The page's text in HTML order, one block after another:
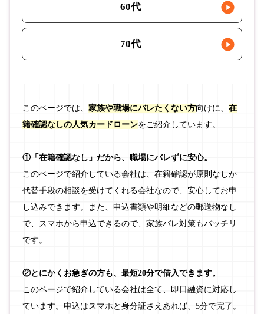
60代
70代
このページでは、 家族や職場にバレたくない方向けに、 在
籍確認なしの人気カードローンをご紹介しています。
①「在籍確認なし」だから、職場にバレずに安心。
このページで紹介している会社は、在籍確認が原則なしか
代替手段の相談を受けてくれる会社なので、安心してお申
し込みできます。また、申込書類や明細などの郵送物なし
で、スマホから申込できるので、家族バレ対策もバッチリ
です。
②とにかくお急ぎの方も、最短20分で借入できます。
このページで紹介している会社は全て、即日融資に対応し
ています。申込はスマホと身分証さえあれば、5分で完了。